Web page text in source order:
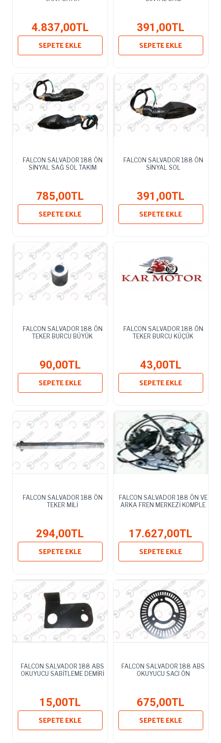
4.837,00TL
SEPETE EKLE
391,00TL
SEPETE EKLE
FALCON SALVADOR 188 ÖN
SİNYAL SAĞ SOL TAKIM
785,00TL
SEPETE EKLE
FALCON SALVADOR 188 ÖN
SİNYAL SOL
391,00TL
SEPETE EKLE
FALCON SALVADOR 188 ÖN
TEKER BURCU BÜYÜK
90,00TL
SEPETE EKLE
FALCON SALVADOR 188 ÖN
TEKER BURCU KÜÇÜK
43,00TL
SEPETE EKLE
FALCON SALVADOR 188 ÖN
TEKER MİLİ
294,00TL
SEPETE EKLE
FALCON SALVADOR 188 ÖN VE
ARKA FREN MERKEZİ KOMPLE
17.627,00TL
SEPETE EKLE
FALCON SALVADOR 188 ABS
OKUYUCU SABİTLEME DEMİRİ
15,00TL
SEPETE EKLE
FALCON SALVADOR 188 ABS
OKUYUCU SACI ÖN
675,00TL
SEPETE EKLE